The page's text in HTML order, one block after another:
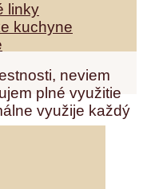
linky
kuchyne
neviem
plné využitie
využije každý